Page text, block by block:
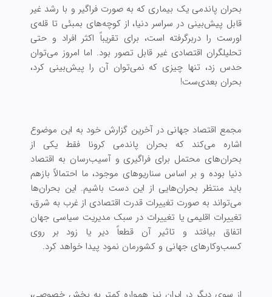
بحران پاندمی یک بیماری که به صورت فراگیر و با رشد غیر
قابل پیش‌بینی در سراسر دنیا، از کوچه‌های بمبئی تا قله‌ی
اورست را دربرگرفته است، برای تقریباً اکثر افراد و حتی
تحلیلگران اقتصادی غیر قابل تصور بود. اما امروز می‌توان
حدس زد، تنها چیزی که نمی‌توان آن را پیش‌بینی کرد،
بحران بعدی‌ست!
مجمع اقتصاد جهانی در آخرین گزارش خود به این موضوع
اشاره می‌کند که بحران پاندمی کرونا فقط یکی از
بحران‌های محتمل برای فراگیری و آسیب‌رسان به اقتصاد
دنیا بوده و بر اساس سناریو‌های موجود، ما احتمالاً بازهم
باید منتظر بحران‌هایی از این دست باشیم. این بحران‌ها
می‌تواند به صورت تغییرات قدرت اقتصادی از غرب به شرق،
تغییرات اقلیمی یا تغییرات در سبک مدیریت سیاسی جهان
اتفاق بیافتد و تاثیر آن قطعاً دیر یا زود بر روی
کسب‌وکارهای جهانی و کشورمان نمود پیدا خواهد کرد.